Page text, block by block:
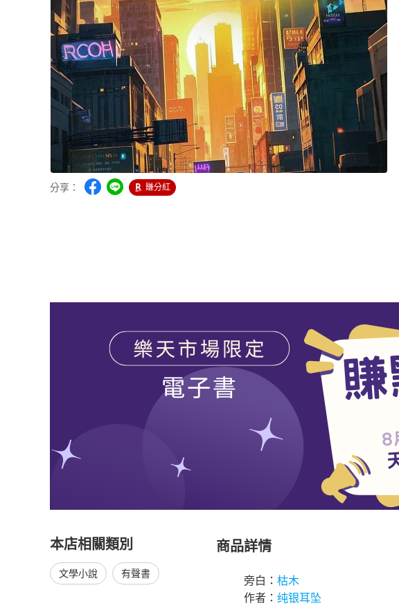
分享： 賺分紅
本店相關類別
文學小說 有聲書
商品詳情
旁白： 枯木
作者： 纯银耳坠